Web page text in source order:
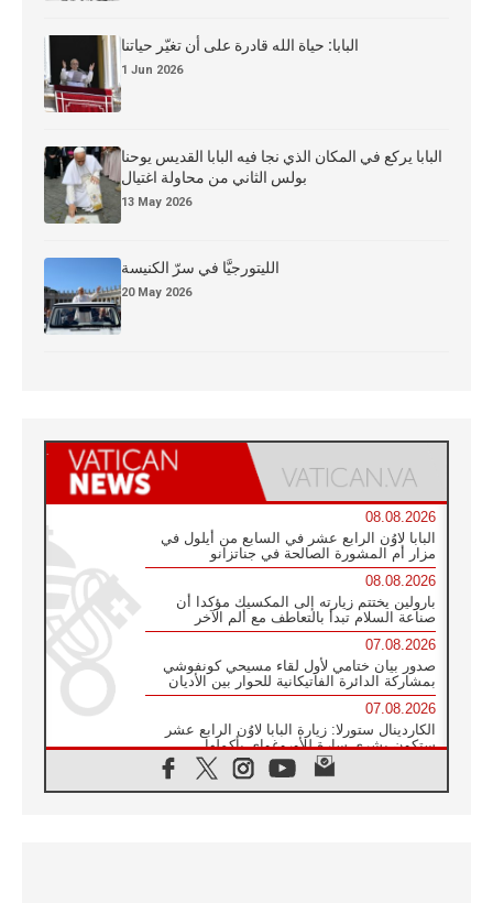
البابا: حياة الله قادرة على أن تغيّر حياتنا
1 Jun 2026
البابا يركع في المكان الذي نجا فيه البابا القديس يوحنا
بولس الثاني من محاولة اغتيال
13 May 2026
الليتورجيَّا في سرّ الكنيسة
20 May 2026
08.08.2026
البابا لاوُن الرابع عشر في السابع من أيلول في
مزار أم المشورة الصالحة في جناتزانو
08.08.2026
بارولين يختتم زيارته إلى المكسيك مؤكدا أن
صناعة السلام تبدأ بالتعاطف مع ألم الآخر
07.08.2026
صدور بيان ختامي لأول لقاء مسيحي كونفوشي
بمشاركة الدائرة الفاتيكانية للحوار بين الأديان
07.08.2026
الكاردينال ستورلا: زيارة البابا لاوُن الرابع عشر
ستكون بشرى سارة للأوروغواي بأكملها
الفاتيكان يعلن برنامج الزيارة الرسولية للبابا لاوُن